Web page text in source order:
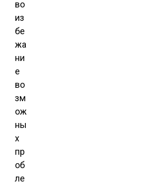
во
из
бе
жа
ни
е
во
зм
ож
ны
х
пр
об
ле